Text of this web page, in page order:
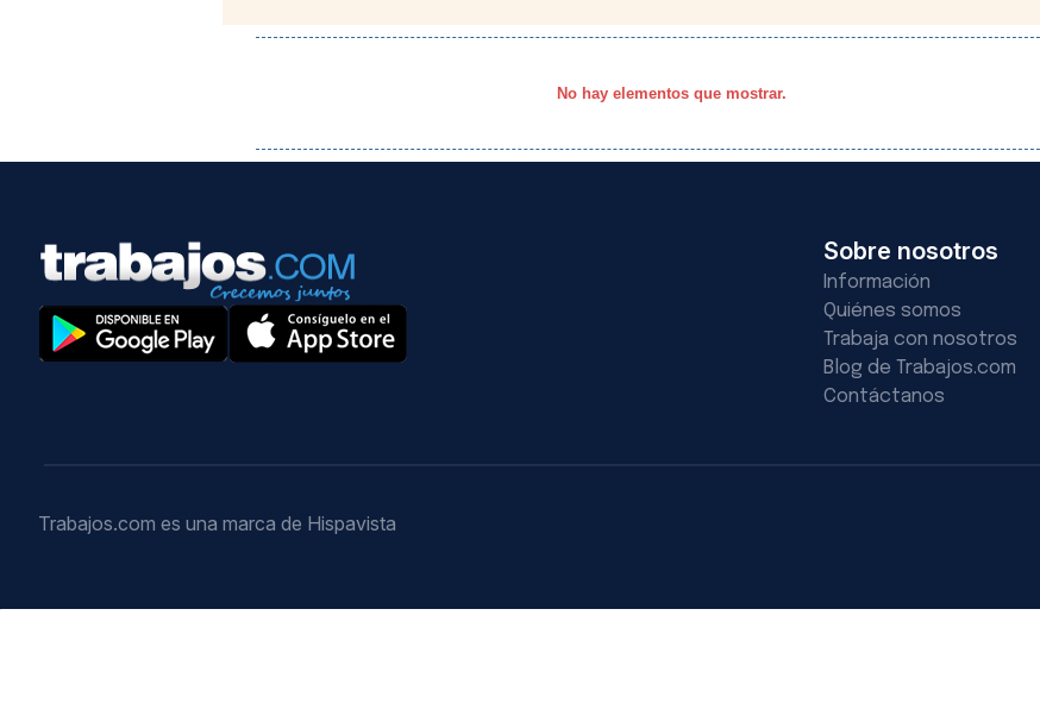
No hay elementos que mostrar.
Sobre nosotros
Información
Quiénes somos
Trabaja con nosotros
Blog de Trabajos.com
Contáctanos
Trabajos.com es una marca de Hispavista